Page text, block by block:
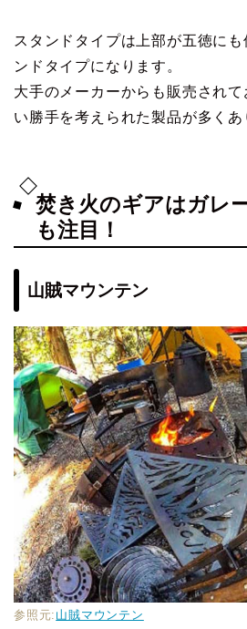
スタンドタイプは上部が五徳に
ンドタイプになります。
大手のメーカーからも販売され
い勝手を考えられた製品が多くあ
焚き火のギアはガレ
も注目！
山賊マウンテン
参照元: 山賊マウンテン